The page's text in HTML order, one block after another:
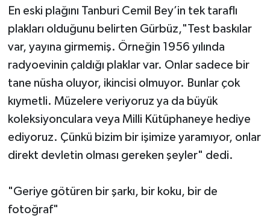
En eski plağını Tanburi Cemil Bey’in tek taraflı
plakları olduğunu belirten Gürbüz,"Test baskılar
var, yayına girmemiş. Örneğin 1956 yılında
radyoevinin çaldığı plaklar var. Onlar sadece bir
tane nüsha oluyor, ikincisi olmuyor. Bunlar çok
kıymetli. Müzelere veriyoruz ya da büyük
koleksiyonculara veya Milli Kütüphaneye hediye
ediyoruz. Çünkü bizim bir işimize yaramıyor, onlar
direkt devletin olması gereken şeyler" dedi.
"Geriye götüren bir şarkı, bir koku, bir de
fotoğraf"